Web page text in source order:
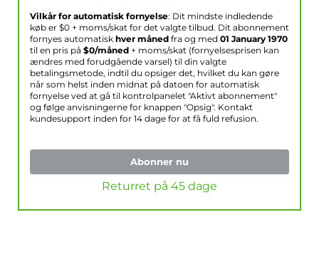
Vilkår for automatisk fornyelse: Dit mindste indledende
køb er $0 + moms/skat for det valgte tilbud. Dit abonnement
fornyes automatisk hver måned fra og med 01 January 1970
til en pris på $0/måned + moms/skat (fornyelsesprisen kan
ændres med forudgående varsel) til din valgte
betalingsmetode, indtil du opsiger det, hvilket du kan gøre
når som helst inden midnat på datoen for automatisk
fornyelse ved at gå til kontrolpanelet "Aktivt abonnement"
og følge anvisningerne for knappen "Opsig". Kontakt
kundesupport inden for 14 dage for at få fuld refusion.
Abonner nu
Returret på 45 dage